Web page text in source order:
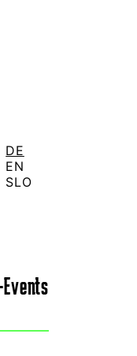
DE
EN
SLO